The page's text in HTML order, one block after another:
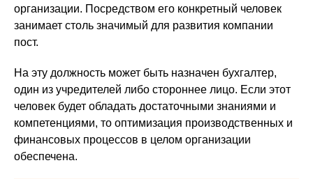
организации. Посредством его конкретный человек
занимает столь значимый для развития компании
пост.
На эту должность может быть назначен бухгалтер,
один из учредителей либо стороннее лицо. Если этот
человек будет обладать достаточными знаниями и
компетенциями, то оптимизация производственных и
финансовых процессов в целом организации
обеспечена.